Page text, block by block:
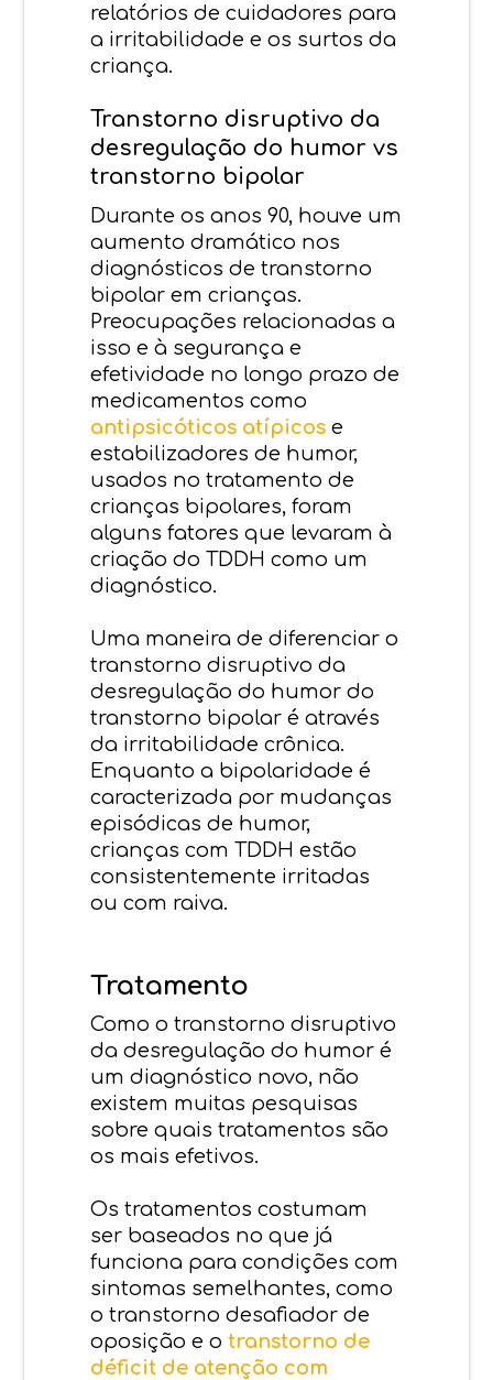
relatórios de cuidadores para
a irritabilidade e os surtos da
criança.
Transtorno disruptivo da
desregulação do humor vs
transtorno bipolar
Durante os anos 90, houve um
aumento dramático nos
diagnósticos de transtorno
bipolar em crianças.
Preocupações relacionadas a
isso e à segurança e
efetividade no longo prazo de
medicamentos como
antipsicóticos atípicos e
estabilizadores de humor,
usados no tratamento de
crianças bipolares, foram
alguns fatores que levaram à
criação do TDDH como um
diagnóstico.
Uma maneira de diferenciar o
transtorno disruptivo da
desregulação do humor do
transtorno bipolar é através
da irritabilidade crônica.
Enquanto a bipolaridade é
caracterizada por mudanças
episódicas de humor,
crianças com TDDH estão
consistentemente irritadas
ou com raiva.
Tratamento
Como o transtorno disruptivo
da desregulação do humor é
um diagnóstico novo, não
existem muitas pesquisas
sobre quais tratamentos são
os mais efetivos.
Os tratamentos costumam
ser baseados no que já
funciona para condições com
sintomas semelhantes, como
o transtorno desafiador de
oposição e otranstorno de
déficit de atenção com